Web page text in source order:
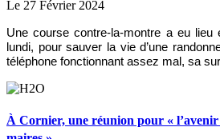
Le 27 Février 2024
Une course contre-la-montre a eu lieu
lundi, pour sauver la vie d’une
téléphone fonctionnant assez mal, sa
À Cornier, une réunion pour « l’avenir